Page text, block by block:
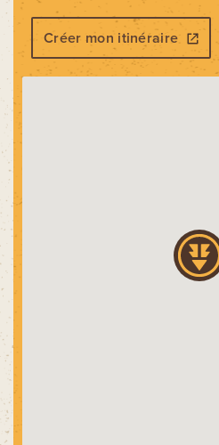
Créer mon itinéraire